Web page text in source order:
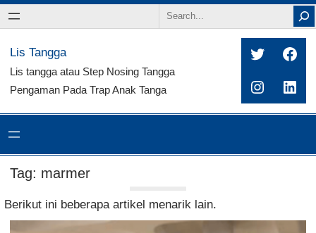
Search
Lis Tangga
Lis tangga atau Step Nosing Tangga
Pengaman Pada Trap Anak Tanga
Twitter
Tag: marmer
Berikut ini beberapa artikel menarik lain.